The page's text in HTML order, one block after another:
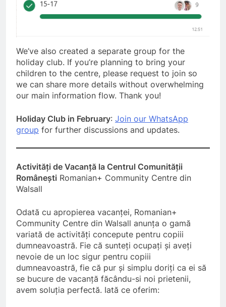
We’ve also created a separate group for the
holiday club. If you’re planning to bring your
children to the centre, please request to join so
we can share more details without overwhelming
our main information flow. Thank you!
Holiday Club in February: Join our WhatsApp
group for further discussions and updates.
Activități de Vacanță la Centrul Comunității
Românești Romanian+ Community Centre din
Walsall
Odată cu apropierea vacanței, Romanian+
Community Centre din Walsall anunța o gamă
variată de activități concepute pentru copiii
dumneavoastră. Fie că sunteți ocupați și aveți
nevoie de un loc sigur pentru copiii
dumneavoastră, fie că pur și simplu doriți ca ei să
se bucure de vacanță făcându-si noi prietenii,
avem soluția perfectă. Iată ce oferim: